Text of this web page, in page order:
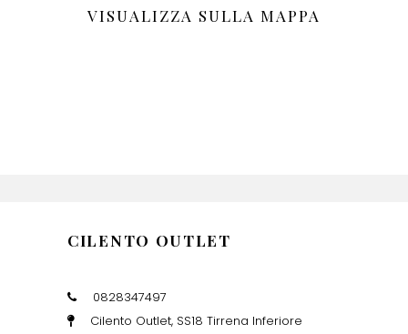
VISUALIZZA SULLA MAPPA
CILENTO OUTLET
0828347497
Cilento Outlet, SS18 Tirrena Inferiore